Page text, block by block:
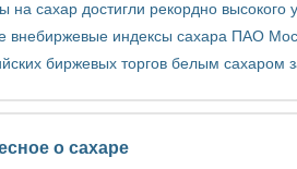
на сахар достигли рекордно высокого
внебиржевые индексы сахара ПАО
биржевых торгов белым сахаром
о сахаре